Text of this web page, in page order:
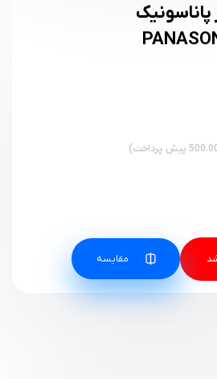
پاناسونیک
مقایسه